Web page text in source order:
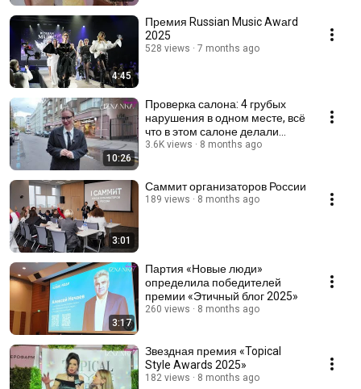
4:45
Премия Russian Music Awаrd
2025
528 views 7 months ago
10:26
Проверка салона: 4 грубых
нарушения в одном месте, всё
что в этом салоне делали
незаконно!
3.6K views 8 months ago
3:01
Саммит организаторов России
189 views 8 months ago
3:17
Партия «Новые люди»
определила победителей
премии «Этичный блог 2025»
260 views 8 months ago
Звездная премия «Topical
Style Awards 2025»
182 views 8 months ago